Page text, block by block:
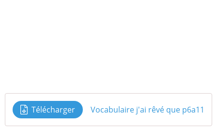
Télécharger Vocabulaire j'ai rêvé que p6a11